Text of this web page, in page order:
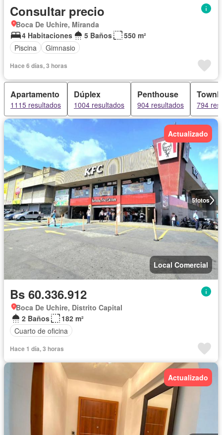
Consultar precio
Boca De Uchire, Miranda
4 Habitaciones
5 Baños
550 m²
Piscina
Gimnasio
Hace 6 días, 3 horas
Apartamento
1115 resultados
Dúplex
1004 resultados
Penthouse
904 resultados 794
5fotos
Actualizado
Local Comercial
Bs 60.336.912
Boca De Uchire, Distrito Capital
2 Baños
182 m²
Cuarto de oficina
Hace 1 día, 3 horas
Actualizado